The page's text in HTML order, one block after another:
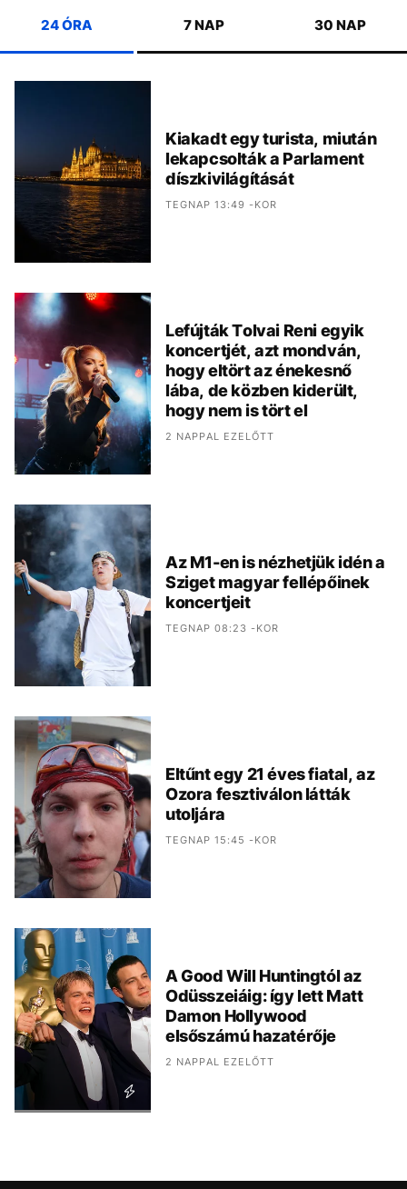
24 ÓRA 7 NAP 30 NAP
Kiakadt egy turista, miután
lekapcsolták a Parlament
díszkivilágítását
TEGNAP 13:49 -KOR
Lefújták Tolvai Reni egyik
koncertjét, azt mondván,
hogy eltört az énekesnő
lába, de közben kiderült,
hogy nem is tört el
2 NAPPAL EZELŐTT
Az M1-en is nézhetjük idén a
Sziget magyar fellépőinek
koncertjeit
TEGNAP 08:23 -KOR
Eltűnt egy 21 éves fiatal, az
Ozora fesztiválon látták
utoljára
TEGNAP 15:45 -KOR
A Good Will Huntingtól az
Odüsszeiáig: így lett Matt
Damon Hollywood
elsőszámú hazatérője
2 NAPPAL EZELŐTT